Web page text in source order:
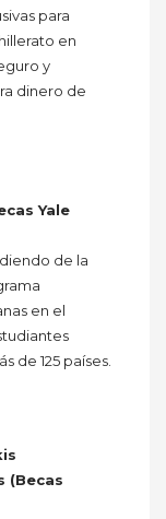
para
en
y
dinero de
Yale
de la
en el
de 125 países.
(Becas